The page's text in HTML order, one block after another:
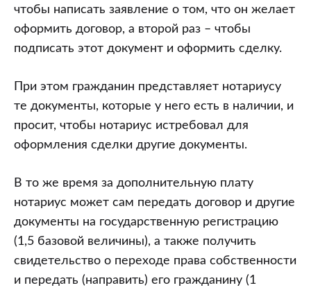
чтобы написать заявление о том, что он желает
оформить договор, а второй раз – чтобы
подписать этот документ и оформить сделку.
При этом гражданин представляет нотариусу
те документы, которые у него есть в наличии, и
просит, чтобы нотариус истребовал для
оформления сделки другие документы.
В то же время за дополнительную плату
нотариус может сам передать договор и другие
документы на государственную регистрацию
(1,5 базовой величины), а также получить
свидетельство о переходе права собственности
и передать (направить) его гражданину (1